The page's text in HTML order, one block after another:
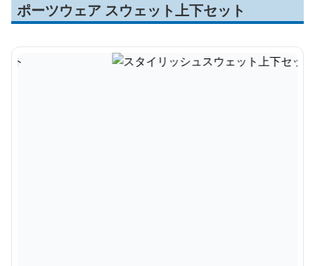
ポーツウェア スウェット上下セット